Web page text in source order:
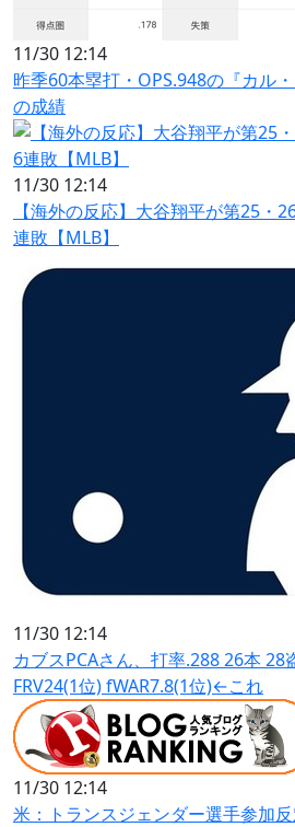
11/30 12:14
昨季60本塁打・OPS.948の『カル
の成績
11/30 12:14
【海外の反応】大谷翔平が第25・
連敗【MLB】
11/30 12:14
カブスPCAさん、打率.288 26本 28
FRV24(1位) fWAR7.8(1位)←これ
11/30 12:14
米：トランスジェンダー選手参加